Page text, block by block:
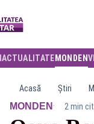
ACTUALITATE MONDEN
Acasă Știri
MONDEN · 2 min